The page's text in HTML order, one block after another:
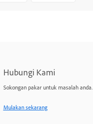
Hubungi Kami
Sokongan pakar untuk masalah anda.
Mulakan sekarang